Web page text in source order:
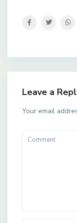
Leave a
Your email